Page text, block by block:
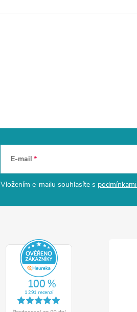
E-mail
Vložením e-mailu souhlasíte s